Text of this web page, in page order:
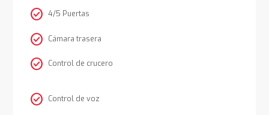
check_circle 4/5 Puertas
check_circle Cámara trasera
check_circle Control de crucero
check_circle Control de voz